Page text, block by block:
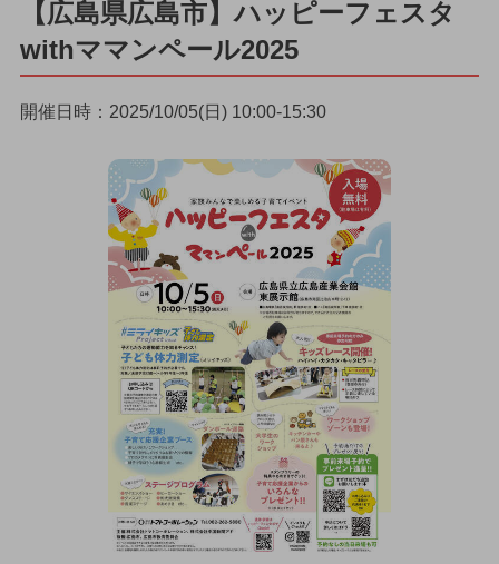
【広島県広島市】ハッピーフェスタ
withママンペール2025
開催日時：2025/10/05(日) 10:00-15:30